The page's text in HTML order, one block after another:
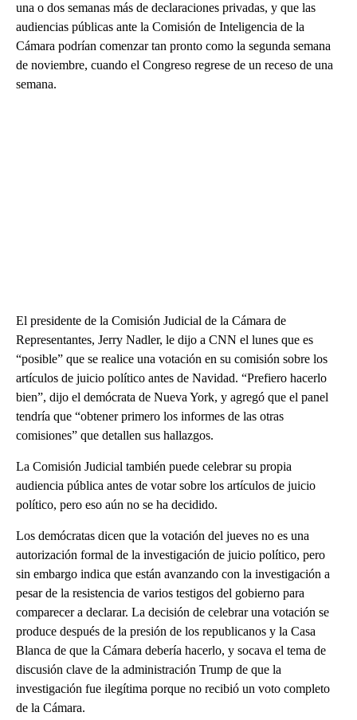
una o dos semanas más de declaraciones privadas, y que las
audiencias públicas ante la Comisión de Inteligencia de la
Cámara podrían comenzar tan pronto como la segunda semana
de noviembre, cuando el Congreso regrese de un receso de una
semana.
El presidente de la Comisión Judicial de la Cámara de
Representantes, Jerry Nadler, le dijo a CNN el lunes que es
“posible” que se realice una votación en su comisión sobre los
artículos de juicio político antes de Navidad. “Prefiero hacerlo
bien”, dijo el demócrata de Nueva York, y agregó que el panel
tendría que “obtener primero los informes de las otras
comisiones” que detallen sus hallazgos.
La Comisión Judicial también puede celebrar su propia
audiencia pública antes de votar sobre los artículos de juicio
político, pero eso aún no se ha decidido.
Los demócratas dicen que la votación del jueves no es una
autorización formal de la investigación de juicio político, pero
sin embargo indica que están avanzando con la investigación a
pesar de la resistencia de varios testigos del gobierno para
comparecer a declarar. La decisión de celebrar una votación se
produce después de la presión de los republicanos y la Casa
Blanca de que la Cámara debería hacerlo, y socava el tema de
discusión clave de la administración Trump de que la
investigación fue ilegítima porque no recibió un voto completo
de la Cámara.